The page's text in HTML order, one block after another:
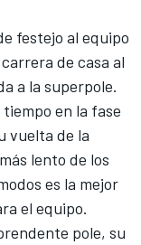
festejo al equipo
de casa al
a la superpole.
en la fase
vuelta de la
lento de los
es la mejor
el equipo.
pole, su